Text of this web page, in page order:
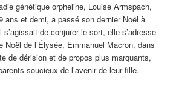
génétique orpheline, Louise Armspach,
ans et demi, a passé son dernier Noël à
s’agissait de conjurer le sort, elle s’adresse
Noël de l’Élysée, Emmanuel Macron, dans
de dérision et de propos plus marquants,
soucieux de l’avenir de leur fille.